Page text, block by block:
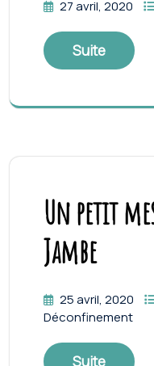
27 avril, 2020
Suite
Un petit
Jambe
25 avril, 2020
Déconfinement
Suite